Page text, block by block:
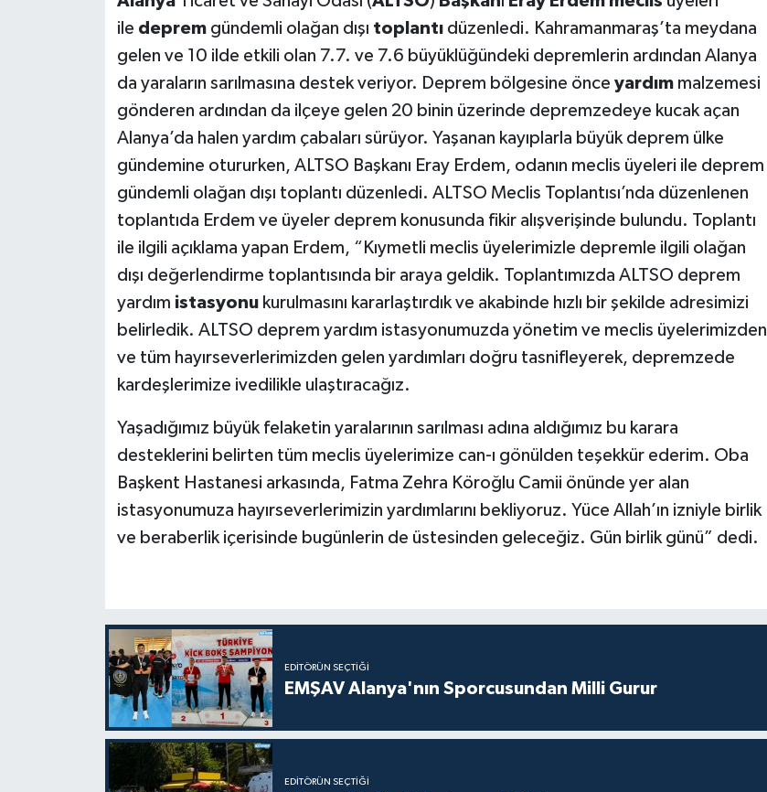
ile depremgündemli olağan dışı toplantıdüzenledi. Kahramanmaraş’ta meydana
gelen ve 10 ilde etkili olan 7.7. ve 7.6 büyüklüğündeki depremlerin ardından Alanya
da yaraların sarılmasına destek veriyor. Deprem bölgesine önce yardımmalzemesi
gönderen ardından da ilçeye gelen 20 binin üzerinde depremzedeye kucak açan
Alanya’da halen yardım çabaları sürüyor. Yaşanan kayıplarla büyük deprem ülke
gündemine otururken, ALTSO Başkanı Eray Erdem, odanın meclis üyeleri ile deprem
gündemli olağan dışı toplantı düzenledi. ALTSO Meclis Toplantısı’nda düzenlenen
toplantıda Erdem ve üyeler deprem konusunda fikir alışverişinde bulundu. Toplantı
ile ilgili açıklama yapan Erdem, “Kıymetli meclis üyelerimizle depremle ilgili olağan
dışı değerlendirme toplantısında bir araya geldik. Toplantımızda ALTSO deprem
yardım istasyonukurulmasını kararlaştırdık ve akabinde hızlı bir şekilde adresimizi
belirledik. ALTSO deprem yardım istasyonumuzda yönetim ve meclis üyelerimizden
ve tüm hayırseverlerimizden gelen yardımları doğru tasnifleyerek, depremzede
kardeşlerimize ivedilikle ulaştıracağız.
Yaşadığımız büyük felaketin yaralarının sarılması adına aldığımız bu karara
desteklerini belirten tüm meclis üyelerimize can-ı gönülden teşekkür ederim. Oba
Başkent Hastanesi arkasında, Fatma Zehra Köroğlu Camii önünde yer alan
istasyonumuza hayırseverlerimizin yardımlarını bekliyoruz. Yüce Allah’ın izniyle birlik
ve beraberlik içerisinde bugünlerin de üstesinden geleceğiz. Gün birlik günü” dedi.
EDITÖRÜN SEÇTIĞI
EMŞAV Alanya'nın Sporcusundan Milli Gurur
EDITÖRÜN SEÇTIĞI